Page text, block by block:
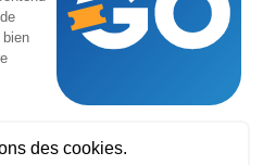
des cookies.